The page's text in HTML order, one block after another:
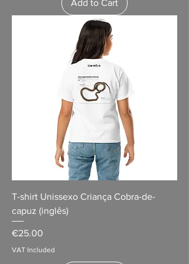
Add to Cart
T-shirt Unissexo Criança Cobra-de-
capuz (inglês)
Price
€25.00
VAT Included